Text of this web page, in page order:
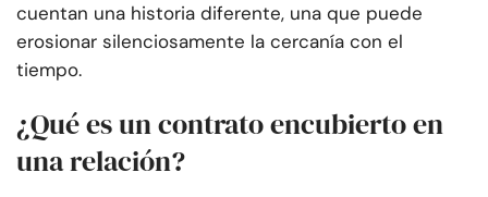
cuentan una historia diferente, una que puede
erosionar silenciosamente la cercanía con el
tiempo.
¿Qué es un contrato encubierto en
una relación?